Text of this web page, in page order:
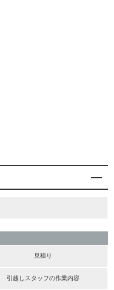
見積り
引越しスタッフの作業内容